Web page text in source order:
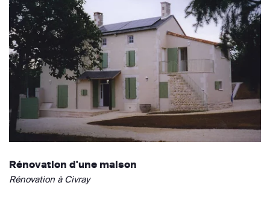
Rénovation d'une maison
Rénovation à Civray